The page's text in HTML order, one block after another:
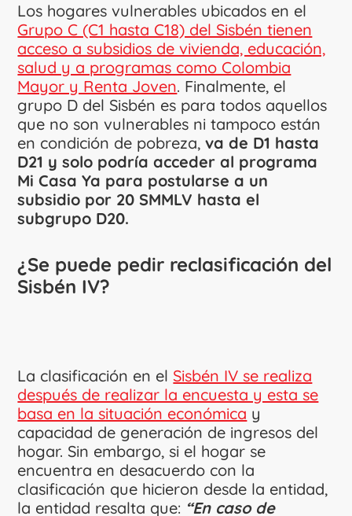
Los hogares vulnerables ubicados en el
Grupo C (C1 hasta C18) del Sisbén tienen
acceso a subsidios de vivienda, educación,
salud y a programas como Colombia
Mayor y Renta Joven. Finalmente, el
grupo D del Sisbén es para todos aquellos
que no son vulnerables ni tampoco están
en condición de pobreza,va de D1 hasta
D21 y solo podría acceder al programa
Mi Casa Ya para postularse a un
subsidio por 20 SMMLV hasta el
subgrupo D20.
¿Se puede pedir reclasificación del
Sisbén IV?
La clasificación en elSisbén IV se realiza
después de realizar la encuesta y esta se
basa en la situación económica y
capacidad de generación de ingresos del
hogar. Sin embargo, si el hogar se
encuentra en desacuerdo con la
clasificación que hicieron desde la entidad,
la entidad resalta que: “En caso de